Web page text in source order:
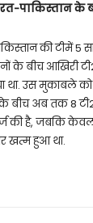
पाकिस्तान के
की टीमें 5
के बीच आखिरी
था. उस मुकाबले को
के बीच अब तक 8
की है, जबकि
खत्म हुआ था.